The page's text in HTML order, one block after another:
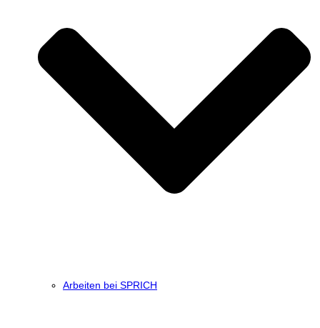
Arbeiten bei SPRICH